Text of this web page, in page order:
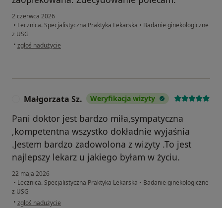
2 czerwca 2026
• Lecznica. Specjalistyczna Praktyka Lekarska • Badanie ginekologiczne
z USG
• w opinii użytkownika Urszula
zgłoś nadużycie
Małgorzata Sz. Weryfikacja wizyty
Pani doktor jest bardzo miła,sympatyczna
,kompetentna wszystko dokładnie wyjaśnia
.Jestem bardzo zadowolona z wizyty .To jest
najlepszy lekarz u jakiego byłam w życiu.
22 maja 2026
• Lecznica. Specjalistyczna Praktyka Lekarska • Badanie ginekologiczne
z USG
• w opinii użytkownika Małgorzata Sz.
zgłoś nadużycie